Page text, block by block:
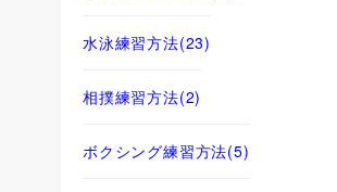
水泳練習方法(23)
相撲練習方法(2)
ボクシング練習方法(5)